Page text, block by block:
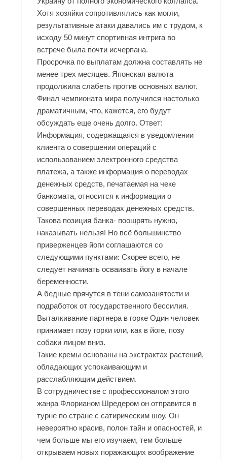
Хотя хозяйки сопротивлялись как могли,
результативные атаки давались им с трудом, к
исходу 50 минут спортивная интрига во
встрече была почти исчерпана.
Просрочка по выплатам должна составлять не
менее трех месяцев. Японская валюта
продолжила слабеть против основных валют.
Финал чемпионата мира получился настолько
драматичным, что, кажется, его будут
обсуждать еще очень долго. Ответ:
Информация, содержащаяся в уведомлении
клиента о совершении операций с
использованием электронного средства
платежа, а также информация о переводах
денежных средств, печатаемая на чеке
банкомата, относится к информации о
совершенных переводах денежных средств.
Такова позиция банка- поощрять нужно,
наказывать нельзя! Но всё большинство
приверженцев йоги соглашаются со
следующими пунктами: Скорее всего, не
следует начинать осваивать йогу в начале
беременности.
А бедные прячутся в тени самозанятости и
подработок от государственного бессилия.
Выталкивание партнера в горке Один человек
принимает позу горки или, как в йоге, позу
собаки лицом вниз.
Такие кремы основаны на экстрактах растений,
обладающих успокаивающим и
расслабляющим действием.
В сотрудничестве с профессионалом этого
жанра Флорианом Шредером он отправится в
турне по стране с сатирическим шоу. Он
невероятно красив, полон тайн и опасностей, и
чем больше мы его изучаем, тем больше
открываем новых поражающих воображение